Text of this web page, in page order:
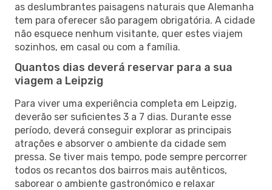
as deslumbrantes paisagens naturais que Alemanha
tem para oferecer são paragem obrigatória. A cidade
não esquece nenhum visitante, quer estes viajem
sozinhos, em casal ou com a família.
Quantos dias deverá reservar para a sua
viagem a Leipzig
Para viver uma experiência completa em Leipzig,
deverão ser suficientes 3 a 7 dias. Durante esse
período, deverá conseguir explorar as principais
atrações e absorver o ambiente da cidade sem
pressa. Se tiver mais tempo, pode sempre percorrer
todos os recantos dos bairros mais autênticos,
saborear o ambiente gastronómico e relaxar